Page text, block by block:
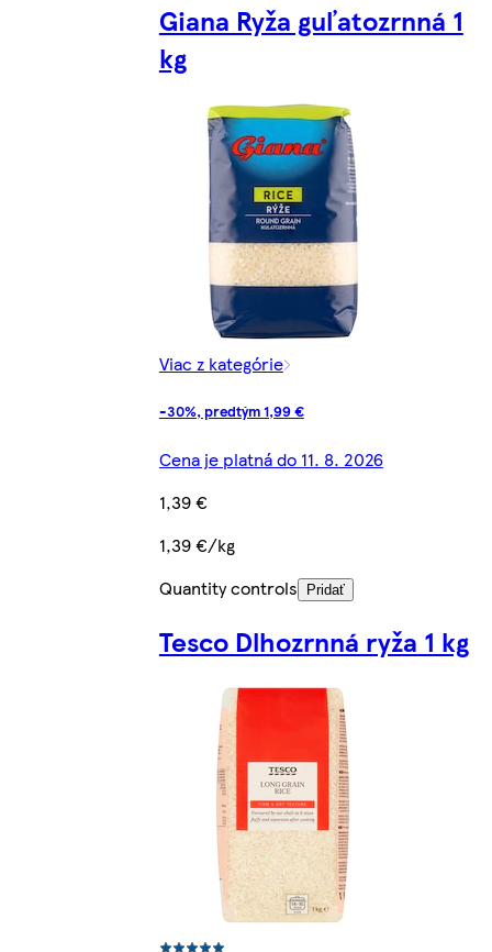
Giana Ryža guľatozrnná 1
kg
Viac z kategórie
-30%, predtým 1,99 €
Cena je platná do 11. 8. 2026
1,39 €
1,39 €/kg
Quantity controls
Pridať
Tesco Dlhozrnná ryža 1 kg